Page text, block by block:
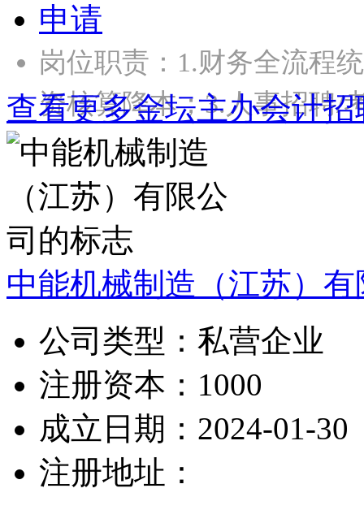
申请
岗位职责：1.财务全流程
资核算降本；3.人事招聘
查看更多金坛主办会计招
中能机械制造（江苏）有
公司类型： 私营企业
注册资本： 1000
成立日期： 2024-01-30
注册地址：